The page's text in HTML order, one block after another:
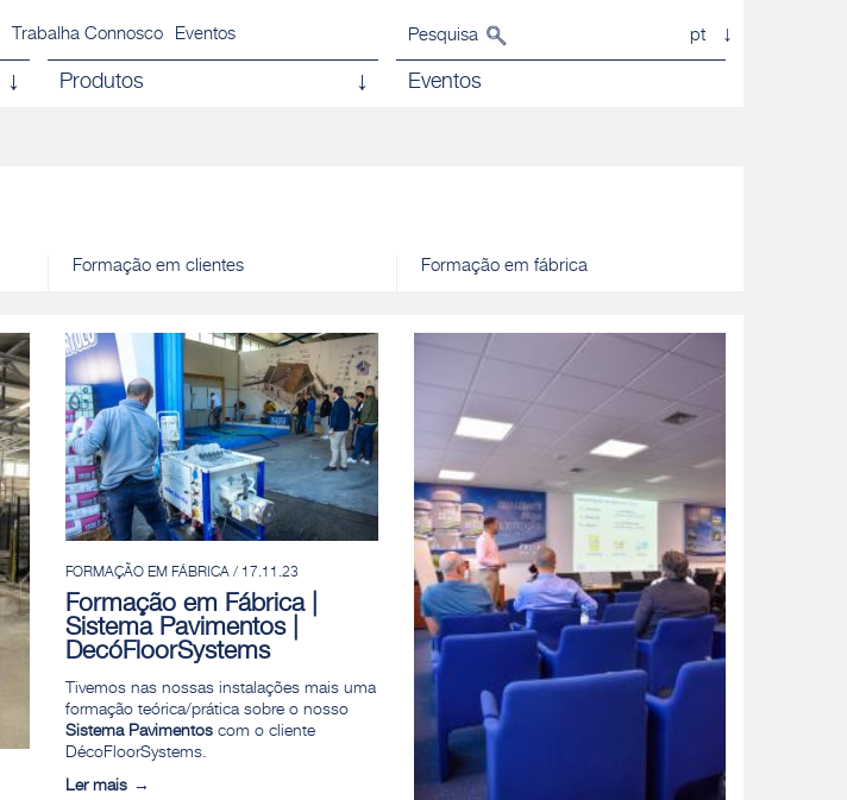
Trabalha Connosco Eventos Pesquisa pt
Produtos Eventos
Formação em clientes Formação em fábrica
FORMAÇÃO EM FÁBRICA / 17.11.23
Formação em Fábrica |
Sistema Pavimentos |
DecóFloorSystems
Tivemos nas nossas instalações mais uma
formação teórica/prática sobre o nosso
Sistema Pavimentos com o cliente
DécoFloorSystems.
Ler mais